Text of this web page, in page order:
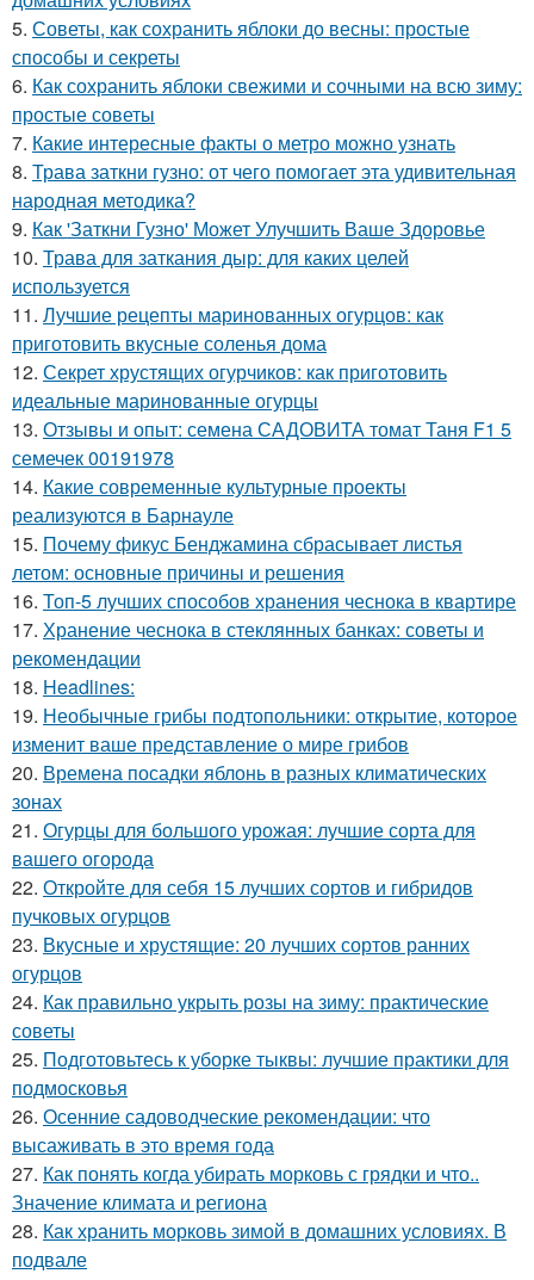
5. Советы, как сохранить яблоки до весны: простые
способы и секреты
6. Как сохранить яблоки свежими и сочными на всю зиму:
простые советы
7. Какие интересные факты о метро можно узнать
8. Трава заткни гузно: от чего помогает эта удивительная
народная методика?
9. Как 'Заткни Гузно' Может Улучшить Ваше Здоровье
10. Трава для заткания дыр: для каких целей
используется
11. Лучшие рецепты маринованных огурцов: как
приготовить вкусные соленья дома
12. Секрет хрустящих огурчиков: как приготовить
идеальные маринованные огурцы
13. Отзывы и опыт: семена САДОВИТА томат Таня F1 5
семечек 00191978
14. Какие современные культурные проекты
реализуются в Барнауле
15. Почему фикус Бенджамина сбрасывает листья
летом: основные причины и решения
16. Топ-5 лучших способов хранения чеснока в квартире
17. Хранение чеснока в стеклянных банках: советы и
рекомендации
18. Headlines:
19. Необычные грибы подтопольники: открытие, которое
изменит ваше представление о мире грибов
20. Времена посадки яблонь в разных климатических
зонах
21. Огурцы для большого урожая: лучшие сорта для
вашего огорода
22. Откройте для себя 15 лучших сортов и гибридов
пучковых огурцов
23. Вкусные и хрустящие: 20 лучших сортов ранних
огурцов
24. Как правильно укрыть розы на зиму: практические
советы
25. Подготовьтесь к уборке тыквы: лучшие практики для
подмосковья
26. Осенние садоводческие рекомендации: что
высаживать в это время года
27. Как понять когда убирать морковь с грядки и что..
Значение климата и региона
28. Как хранить морковь зимой в домашних условиях. В
подвале